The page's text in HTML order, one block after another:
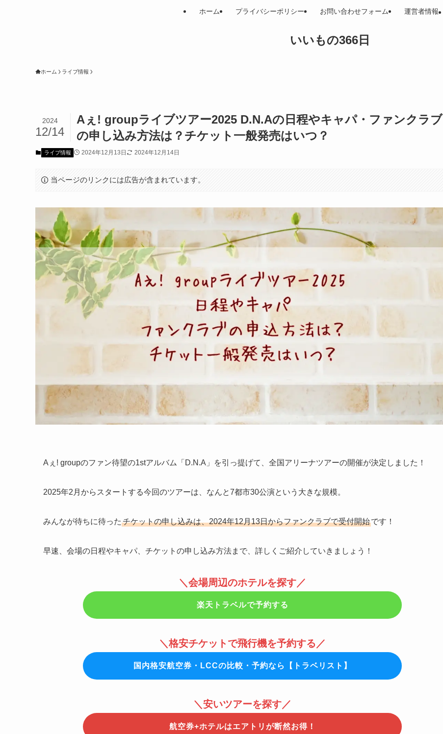
いいもの366日
ホーム プライバシーポリシー お問い合わせフォーム 運営者情報
ホーム ライブ情報
Aぇ! groupライブツアー2025 D.N.Aの日程やキャパ・ファンクラブ
の申し込み方法は？チケット一般発売はいつ？
2024
12/14
ライブ情報 2024年12月13日 2024年12月14日
当ページのリンクには広告が含まれています。
Aぇ! groupのファン待望の1stアルバム「D.N.A」を引っ提げて、全国アリーナツアーの開催が決定しました！
2025年2月からスタートする今回のツアーは、なんと7都市30公演という大きな規模。
みんなが待ちに待った チケットの申し込みは、2024年12月13日からファンクラブで受付開始です！
早速、会場の日程やキャパ、チケットの申し込み方法まで、詳しくご紹介していきましょう！
＼会場周辺のホテルを探す／
楽天トラベルで予約する
＼格安チケットで飛行機を予約する／
国内格安航空券・LCCの比較・予約なら【トラベリスト】
＼安いツアーを探す／
航空券+ホテルはエアトリが断然お得！